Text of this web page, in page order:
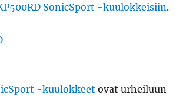
SonicSport -kuulokkeisiin.
-kuulokkeet ovat urheiluun